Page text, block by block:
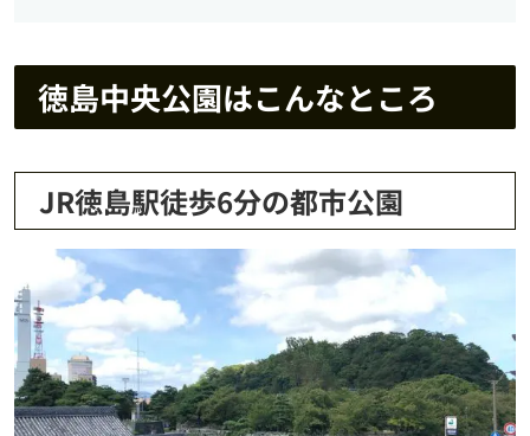
徳島中央公園はこんなところ
JR徳島駅徒歩6分の都市公園